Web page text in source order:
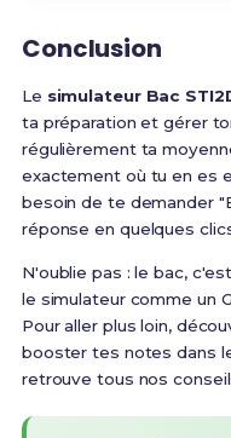
Conclusion
Le simulateur Bac
ta préparation et gérer
régulièrement ta
exactement où tu en es
besoin de te demander
réponse en quelques
N'oublie pas : le bac,
le simulateur comme un
Pour aller plus loin,
booster tes notes dans
retrouve tous nos